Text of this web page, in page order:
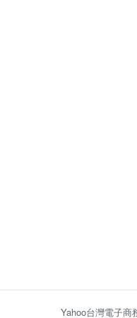
Yahoo台灣電子